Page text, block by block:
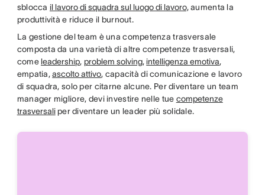
sblocca il lavoro di squadra sul luogo di lavoro,aumenta la
produttività e riduce il burnout.
La gestione del team è una competenza trasversale
composta da una varietà di altre competenze trasversali,
come leadership, problem solving, intelligenza emotiva,
empatia,ascolto attivo, capacità di comunicazione e lavoro
di squadra, solo per citarne alcune. Per diventare un team
manager migliore, devi investire nelle tue competenze
trasversaliper diventare un leader più solidale.